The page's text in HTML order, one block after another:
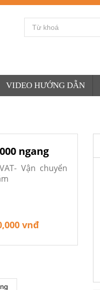
VIDEO HƯỚNG DẪN
ngang
Vận chuyển
vnđ